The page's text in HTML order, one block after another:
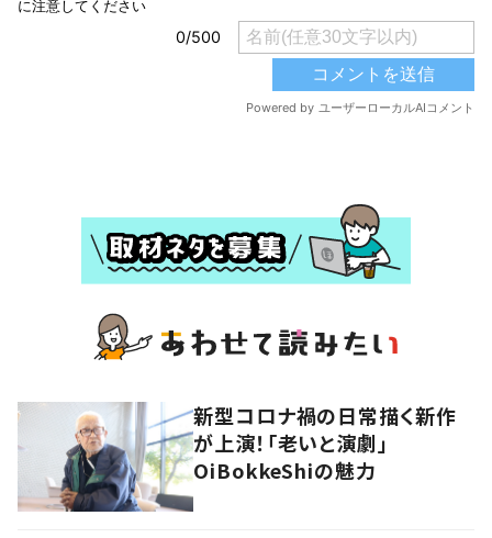
新型コロナ禍の日常描く新作
が上演！「老いと演劇」
OiBokkeShiの魅力